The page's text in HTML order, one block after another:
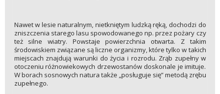
Nawet w lesie naturalnym, nietkniętym ludzką ręką, dochodzi do
zniszczenia starego lasu spowodowanego np. przez pożary czy
też silne wiatry. Powstaje powierzchnia otwarta. Z takim
środowiskiem związane są liczne organizmy, które tylko w takich
miejscach znajdują warunki do życia i rozrodu. Zrąb zupełny w
otoczeniu różnowiekowych drzewostanów doskonale je imituje.
W borach sosnowych natura także „posługuje się” metodą zrębu
zupełnego.